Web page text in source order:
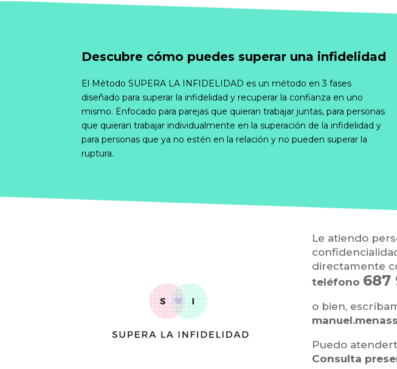
Descubre cómo puedes superar una infidelidad
El Método SUPERA LA INFIDELIDAD es un método en 3 fases
diseñado para superar la infidelidad y recuperar la confianza en uno
mismo. Enfocado para parejas que quieran trabajar juntas, para personas
que quieran trabajar individualmente en la superación de la infidelidad y
para personas que ya no estén en la relación y no pueden superar la
ruptura.
Le atiendo
directamente
teléfono 687
o bien,
Puedo
Consulta